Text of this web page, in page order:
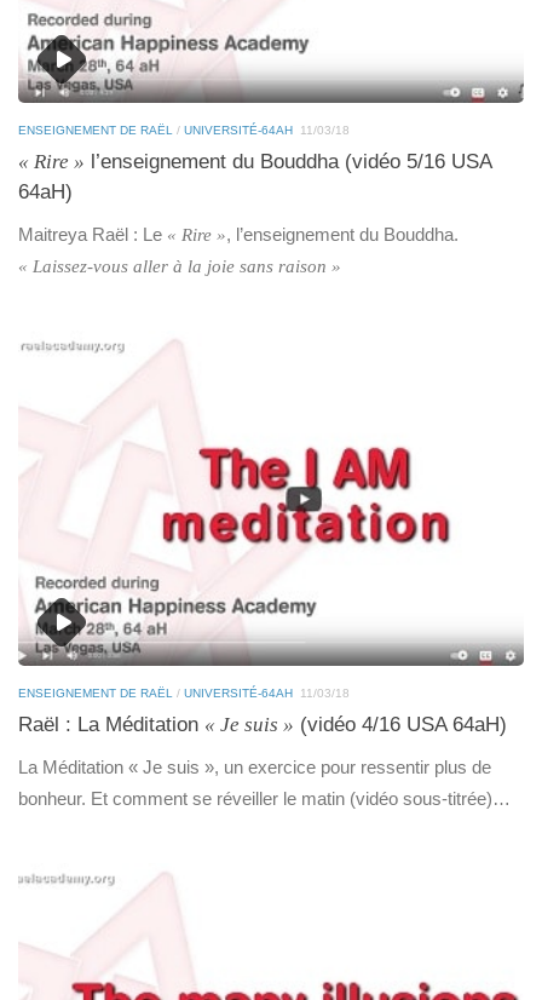
ENSEIGNEMENT DE RAËL / UNIVERSITÉ-64AH 11/03/18
« Rire » l’enseignement du Bouddha (vidéo 5/16 USA
64aH)
Maitreya Raël : Le « Rire », l’enseignement du Bouddha.
« Laissez-vous aller à la joie sans raison »
ENSEIGNEMENT DE RAËL / UNIVERSITÉ-64AH 11/03/18
Raël : La Méditation « Je suis » (vidéo 4/16 USA 64aH)
La Méditation « Je suis », un exercice pour ressentir plus de
bonheur. Et comment se réveiller le matin (vidéo sous-titrée)…